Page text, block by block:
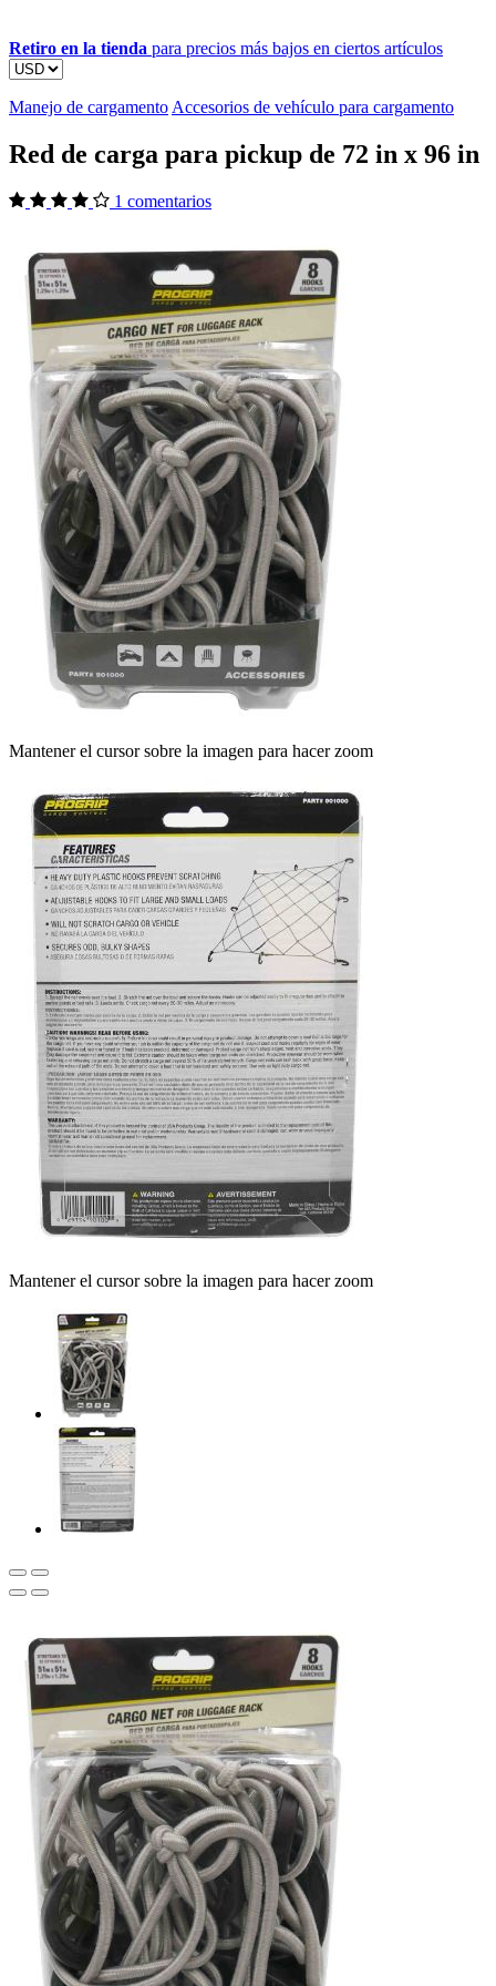
Retiro en la tienda para precios más bajos en ciertos artículos
Manejo de cargamento Accesorios de vehículo para cargamento
Red de carga para pickup de 72 in x 96 in
1 comentarios
Mantener el cursor sobre la imagen para hacer zoom
Mantener el cursor sobre la imagen para hacer zoom